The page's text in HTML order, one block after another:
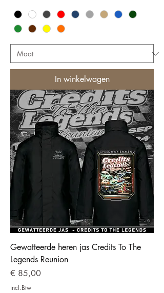
In winkelwagen
Gewatteerde heren jas Credits To The
Legends Reunion
Prijs
€ 85,00
incl.Btw